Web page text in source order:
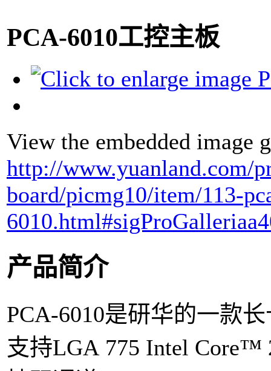
PCA-6010工控主板
View the embedded image
http://www.yuanland.com/
board/picmg10/item/113-
产品简介
PCA-6010是研华的一款
支持LGA 775 Intel Core™